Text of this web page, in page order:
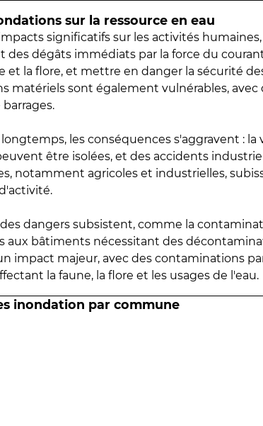
sur la ressource en eau
significatifs sur les activités
des dégâts immédiats par la force du
et la flore, et mettre en danger la sécurité
matériels sont également vulnérables, avec
les conséquences s'aggravent :
être isolées, et des accidents
notamment agricoles et industrielles,
dangers subsistent, comme la
aux bâtiments nécessitant des
impact majeur, avec des contaminations
la faune, la flore et les usages de l'eau.
inondation par commune